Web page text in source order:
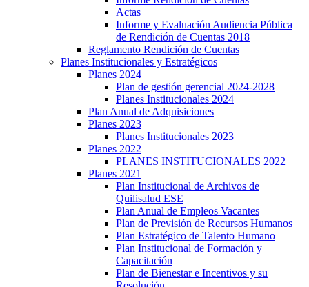
Actas
Informe y Evaluación Audiencia Pública
de Rendición de Cuentas 2018
Reglamento Rendición de Cuentas
Planes Institucionales y Estratégicos
Planes 2024
Plan de gestión gerencial 2024-2028
Planes Institucionales 2024
Plan Anual de Adquisiciones
Planes 2023
Planes Institucionales 2023
Planes 2022
PLANES INSTITUCIONALES 2022
Planes 2021
Plan Institucional de Archivos de
Quilisalud ESE
Plan Anual de Empleos Vacantes
Plan de Previsión de Recursos Humanos
Plan Estratégico de Talento Humano
Plan Institucional de Formación y
Capacitación
Plan de Bienestar e Incentivos y su